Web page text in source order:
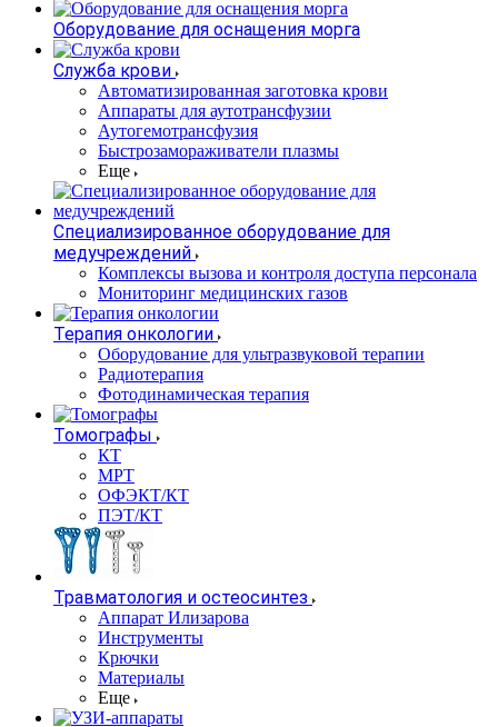
Оборудование для оснащения морга
Служба крови
Автоматизированная заготовка крови
Аппараты для аутотрансфузии
Аутогемотрансфузия
Быстрозамораживатели плазмы
Еще
Специализированное оборудование для
медучреждений
Комплексы вызова и контроля доступа персонала
Мониторинг медицинских газов
Терапия онкологии
Оборудование для ультразвуковой терапии
Радиотерапия
Фотодинамическая терапия
Томографы
КТ
МРТ
ОФЭКТ/КТ
ПЭТ/КТ
Травматология и остеосинтез
Аппарат Илизарова
Инструменты
Крючки
Материалы
Еще